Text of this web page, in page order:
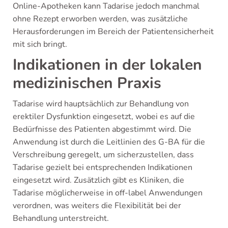
Online-Apotheken kann Tadarise jedoch manchmal
ohne Rezept erworben werden, was zusätzliche
Herausforderungen im Bereich der Patientensicherheit
mit sich bringt.
Indikationen in der lokalen
medizinischen Praxis
Tadarise wird hauptsächlich zur Behandlung von
erektiler Dysfunktion eingesetzt, wobei es auf die
Bedürfnisse des Patienten abgestimmt wird. Die
Anwendung ist durch die Leitlinien des G-BA für die
Verschreibung geregelt, um sicherzustellen, dass
Tadarise gezielt bei entsprechenden Indikationen
eingesetzt wird. Zusätzlich gibt es Kliniken, die
Tadarise möglicherweise in off-label Anwendungen
verordnen, was weiters die Flexibilität bei der
Behandlung unterstreicht.